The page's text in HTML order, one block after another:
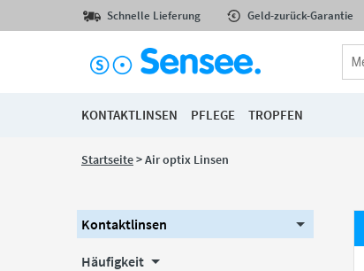
Schnelle Lieferung Geld-zurück-Garantie
KONTAKTLINSEN PFLEGE TROPFEN
Startseite> Air optix Linsen
Kontaktlinsen
Häufigkeit